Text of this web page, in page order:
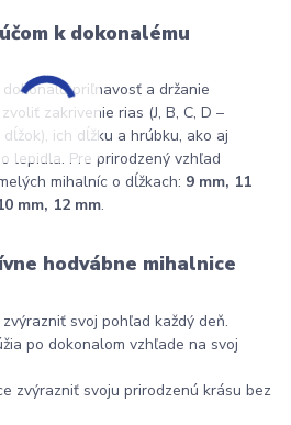
k dokonalému
priľnavosť a držanie
zakrivenie rias (J, B, C, D –
ich dĺžku a hrúbku, ako aj
lepidla. Pre prirodzený vzhľad
mihalníc o dĺžkach: 9 mm, 11
mm, 12 mm.
hodvábne mihalnice
svoj pohľad každý deň.
po dokonalom vzhľade na svoj
zvýrazniť svoju prirodzenú krásu bez